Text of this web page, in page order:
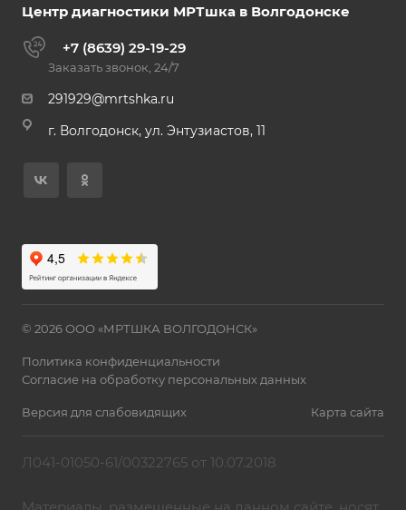
Центр диагностики МРТшка в Волгодонске
+7 (8639) 29-19-29
Заказать звонок, 24/7
291929@mrtshka.ru
г. Волгодонск, ул. Энтузиастов, 11
© 2026 ООО «МРТШКА ВОЛГОДОНСК»
Политика конфиденциальности
Согласие на обработку персональных данных
Версия для слабовидящих Карта сайта
Л041-01050-61/00322765 от 10.07.2018